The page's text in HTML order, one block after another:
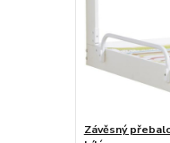
Závěsný